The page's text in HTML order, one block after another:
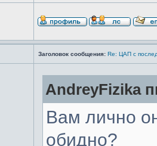
Заголовок сообщения: Re: ЦАП с
AndreyFizika
Вам лично
обидно?